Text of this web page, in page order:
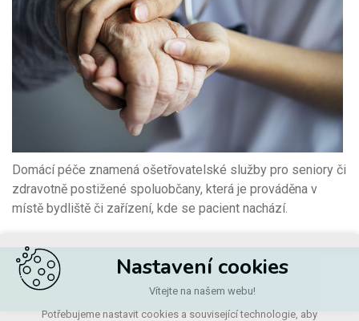
Domácí péče znamená ošetřovatelské služby pro seniory či
zdravotně postižené spoluobčany, která je prováděna v
místě bydliště či zařízení, kde se pacient nachází.
Nastavení cookies
Vítejte na našem webu!
Potřebujeme nastavit cookies a související technologie, aby